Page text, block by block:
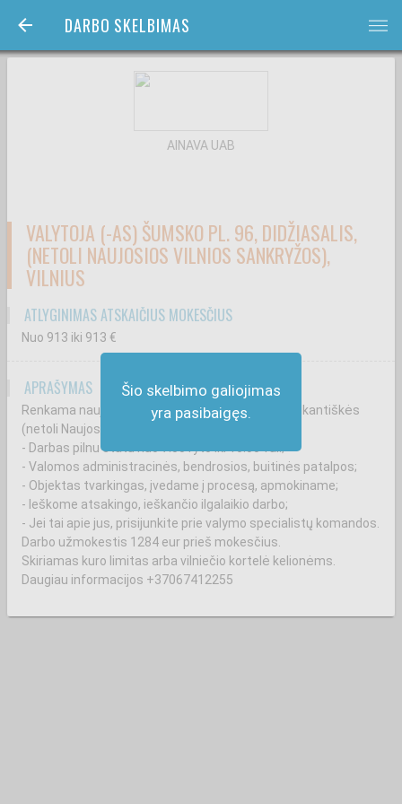
DARBO SKELBIMAS bars
Šio skelbimo galiojimas
yra pasibaigęs.
AINAVA UAB
VALYTOJA (-AS) ŠUMSKO PL. 96, DIDŽIASALIS,
(NETOLI NAUJOSIOS VILNIOS SANKRYŽOS),
VILNIUS
ATLYGINIMAS ATSKAIČIUS MOKESČIUS
Nuo 913 iki 913 €
APRAŠYMAS
Renkama nauja Valytojų komanda Šumsko pl., Rokantiškės
(netoli Naujosios Vilnios sankryžos).
- Darbas pilnu etatu nuo 7:00 ryto iki 16:00 val.;
- Valomos administracinės, bendrosios, buitinės patalpos;
- Objektas tvarkingas, įvedame į procesą, apmokiname;
- Ieškome atsakingo, ieškančio ilgalaikio darbo;
- Jei tai apie jus, prisijunkite prie valymo specialistų komandos.
Darbo užmokestis 1284 eur prieš mokesčius.
Skiriamas kuro limitas arba vilniečio kortelė kelionėms.
Daugiau informacijos +37067412255